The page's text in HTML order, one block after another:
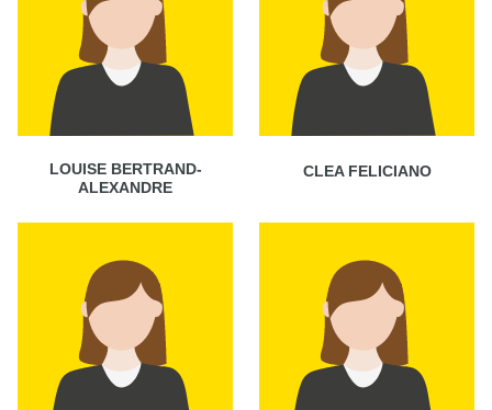
LOUISE BERTRAND-
ALEXANDRE
CLEA FELICIANO